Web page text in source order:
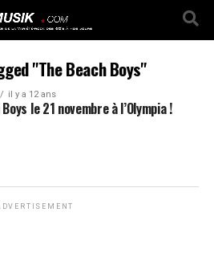
"The Beach Boys"
il y a 12 ans
le 21 novembre à l’Olympia !